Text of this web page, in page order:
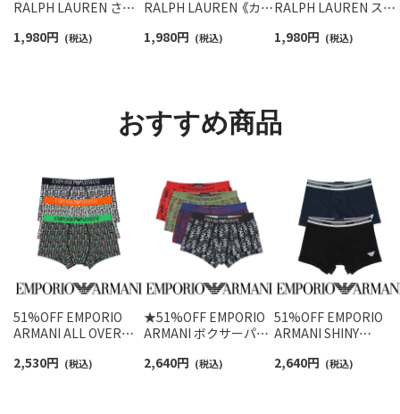
RALPH LAUREN さら
スニーカー丈ソックス
1,980円 (税込)
RALPH LAUREN 《カラ
ンポイントソックス シ
1,980円 (税込)
RALPH LAUREN スタ
ロベア オーガニック
1,980円 (税込)
おすすめ商品
51%OFF EMPORIO
ARMANI ALL OVER
ティカル ロゴ ボクサー
2,530円 (税込)
★51%OFF EMPORIO
ARMANI ボクサーパン
閉じ EUサイズ メンズ
2,640円 (税込)
51%OFF EMPORIO
ARMANI SHINY
光沢ウエストバンド
2,640円 (税込)